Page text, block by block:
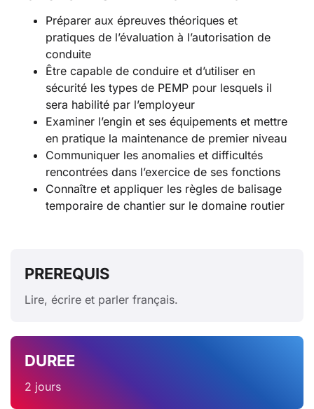
Préparer aux épreuves théoriques et
pratiques de l’évaluation à l’autorisation de
conduite
Être capable de conduire et d’utiliser en
sécurité les types de PEMP pour lesquels il
sera habilité par l’employeur
Examiner l’engin et ses équipements et mettre
en pratique la maintenance de premier niveau
Communiquer les anomalies et difficultés
rencontrées dans l’exercice de ses fonctions
Connaître et appliquer les règles de balisage
temporaire de chantier sur le domaine routier
PREREQUIS
Lire, écrire et parler français.
DUREE
2 jours